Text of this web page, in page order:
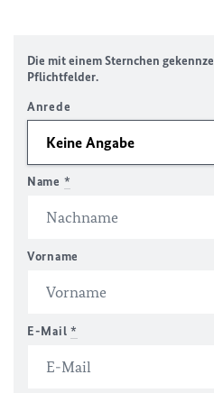
Die mit einem Sternchen
Pflichtfelder.
Anrede
Name *
Vorname
E-Mail *